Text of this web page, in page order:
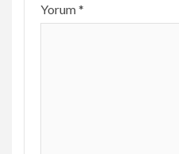
Yorum*